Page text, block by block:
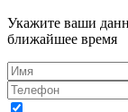
Укажите ваши
ближайшее время